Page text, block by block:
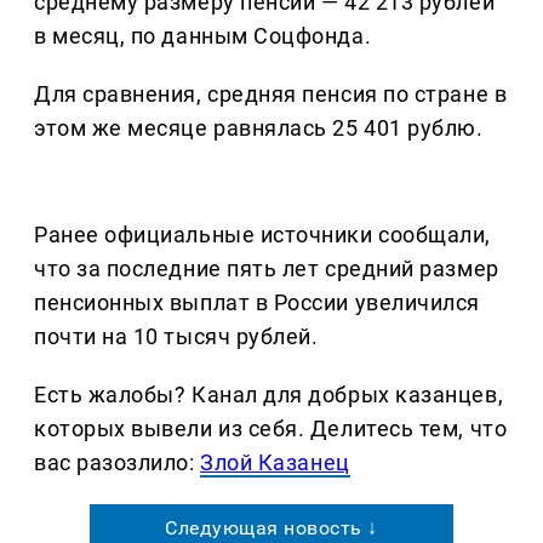
в месяц, по данным Соцфонда.
Для сравнения, средняя пенсия по стране в
этом же месяце равнялась 25 401 рублю.
Ранее официальные источники сообщали,
что за последние пять лет средний размер
пенсионных выплат в России увеличился
почти на 10 тысяч рублей.
Есть жалобы? Канал для добрых казанцев,
которых вывели из себя. Делитеcь тем, что
вас разозлило:Злой Казанец
Следующая новость ↓